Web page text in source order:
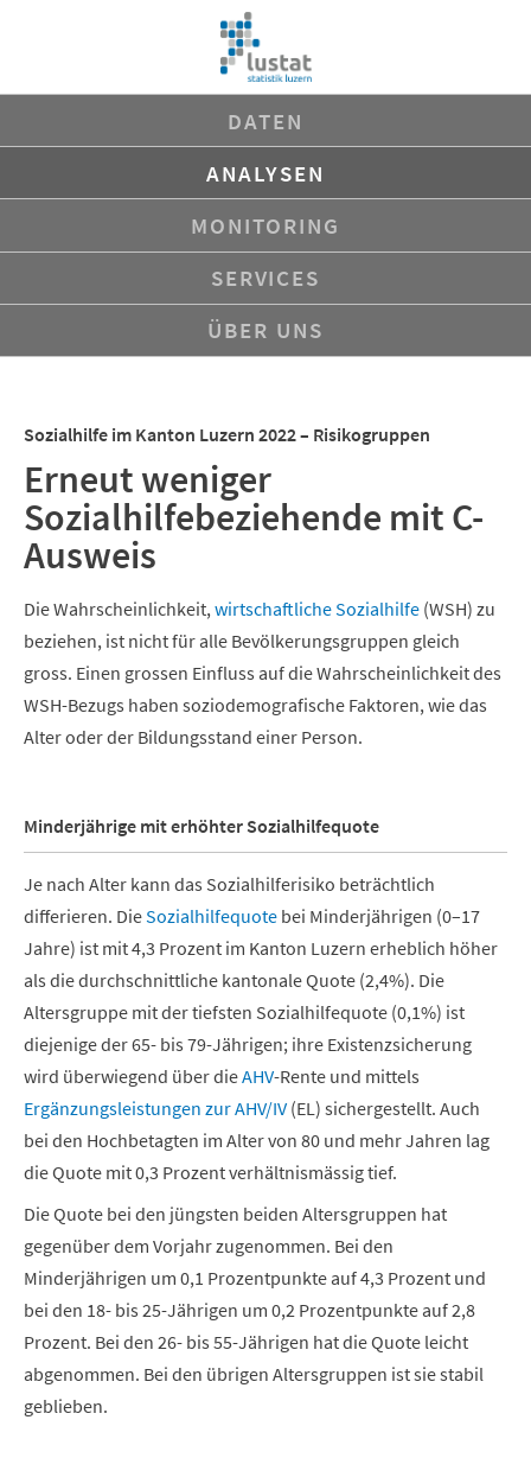
DATEN
ANALYSEN
MONITORING
SERVICES
ÜBER UNS
Sozialhilfe im Kanton Luzern 2022 – Risikogruppen
Erneut weniger
Sozialhilfebeziehende mit C-
Ausweis
Die Wahrscheinlichkeit, wirtschaftliche Sozialhilfe (WSH) zu
beziehen, ist nicht für alle Bevölkerungsgruppen gleich
gross. Einen grossen Einfluss auf die Wahrscheinlichkeit des
WSH-Bezugs haben soziodemografische Faktoren, wie das
Alter oder der Bildungsstand einer Person.
Minderjährige mit erhöhter Sozialhilfequote
Je nach Alter kann das Sozialhilferisiko beträchtlich
differieren. DieSozialhilfequote bei Minderjährigen (0–17
Jahre) ist mit 4,3 Prozent im Kanton Luzern erheblich höher
als die durchschnittliche kantonale Quote (2,4%). Die
Altersgruppe mit der tiefsten Sozialhilfequote (0,1%) ist
diejenige der 65- bis 79-Jährigen; ihre Existenzsicherung
wird überwiegend über dieAHV-Rente und mittels
Ergänzungsleistungen zur AHV/IV (EL) sichergestellt. Auch
bei den Hochbetagten im Alter von 80 und mehr Jahren lag
die Quote mit 0,3 Prozent verhältnismässig tief.
Die Quote bei den jüngsten beiden Altersgruppen hat
gegenüber dem Vorjahr zugenommen. Bei den
Minderjährigen um 0,1 Prozentpunkte auf 4,3 Prozent und
bei den 18- bis 25-Jährigen um 0,2 Prozentpunkte auf 2,8
Prozent. Bei den 26- bis 55-Jährigen hat die Quote leicht
abgenommen. Bei den übrigen Altersgruppen ist sie stabil
geblieben.